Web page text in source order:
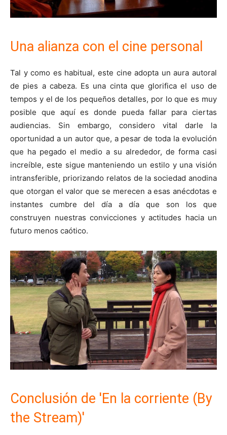
Una alianza con el cine personal
Tal y como es habitual, este cine adopta un aura autoral
de pies a cabeza. Es una cinta que glorifica el uso de
tempos y el de los pequeños detalles, por lo que es muy
posible que aquí es donde pueda fallar para ciertas
audiencias. Sin embargo, considero vital darle la
oportunidad a un autor que, a pesar de toda la evolución
que ha pegado el medio a su alrededor, de forma casi
increíble, este sigue manteniendo un estilo y una visión
intransferible, priorizando relatos de la sociedad anodina
que otorgan el valor que se merecen a esas anécdotas e
instantes cumbre del día a día que son los que
construyen nuestras convicciones y actitudes hacia un
futuro menos caótico.
Conclusión de 'En la corriente (By
the Stream)'